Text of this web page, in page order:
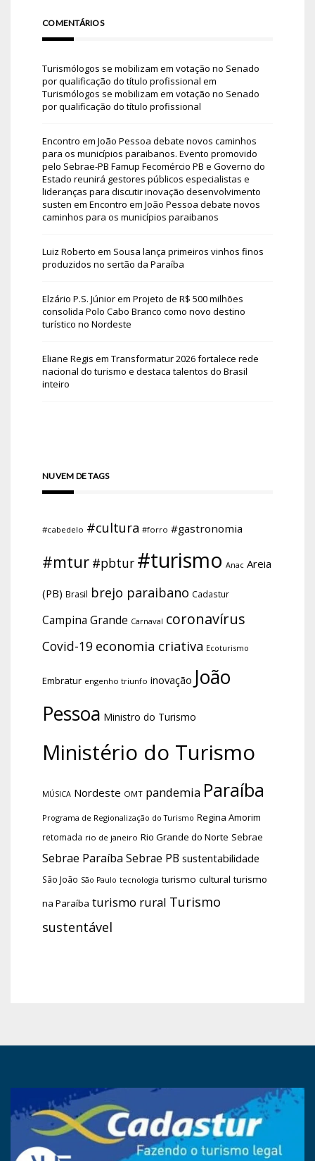
COMENTÁRIOS
Turismólogos se mobilizam em votação no Senado
por qualificação do título profissional em
Turismólogos se mobilizam em votação no Senado
por qualificação do título profissional
Encontro em João Pessoa debate novos caminhos
para os municípios paraibanos. Evento promovido
pelo Sebrae-PB Famup Fecomércio PB e Governo do
Estado reunirá gestores públicos especialistas e
lideranças para discutir inovação desenvolvimento
susten em Encontro em João Pessoa debate novos
caminhos para os municípios paraibanos
Luiz Roberto em Sousa lança primeiros vinhos finos
produzidos no sertão da Paraíba
Elzário P.S. Júniorem Projeto de R$ 500 milhões
consolida Polo Cabo Branco como novo destino
turístico no Nordeste
Eliane Regis em Transformatur 2026 fortalece rede
nacional do turismo e destaca talentos do Brasil
inteiro
NUVEM DE TAGS
#cabedelo #cultura #forro #gastronomia
#mtur #pbtur #turismo Anac Areia
(PB) Brasil brejo paraibano Cadastur
Campina Grande Carnaval coronavírus
Covid-19 economia criativa Ecoturismo
Embratur engenho triunfo inovação João
Pessoa Ministro do Turismo
Ministério do Turismo
MÚSICA Nordeste OMT pandemia Paraíba
Programa de Regionalização do Turismo Regina Amorim
retomada rio de janeiro Rio Grande do Norte Sebrae
Sebrae Paraíba Sebrae PB sustentabilidade
São João São Paulo tecnologia turismo cultural turismo
na Paraíba turismo rural Turismo
sustentável